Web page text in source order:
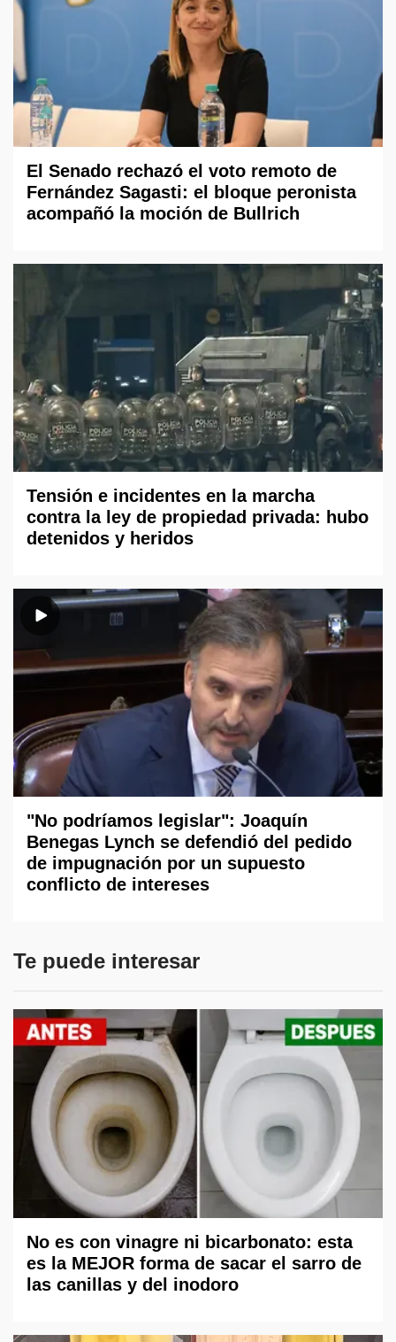
El Senado rechazó el voto remoto de
Fernández Sagasti: el bloque peronista
acompañó la moción de Bullrich
Tensión e incidentes en la marcha
contra la ley de propiedad privada: hubo
detenidos y heridos
"No podríamos legislar": Joaquín
Benegas Lynch se defendió del pedido
de impugnación por un supuesto
conflicto de intereses
Te puede interesar
No es con vinagre ni bicarbonato: esta
es la MEJOR forma de sacar el sarro de
las canillas y del inodoro